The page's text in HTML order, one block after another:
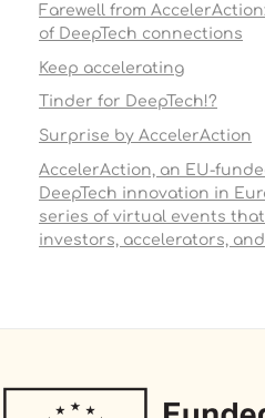
Farewell from
of DeepTech connections
Keep accelerating
Tinder for DeepTech!?
Surprise by AccelerAction
AccelerAction, an EU-
DeepTech innovation in
series of virtual events
investors, accelerators,